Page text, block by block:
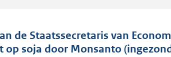
t
a
de Staatssecretaris van
op soja door Monsanto